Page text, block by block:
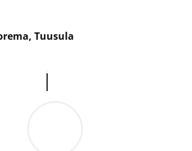
Tuusula